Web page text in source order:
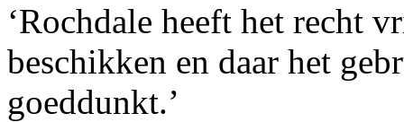
‘Rochdale heeft het recht
beschikken en daar het
goeddunkt.’